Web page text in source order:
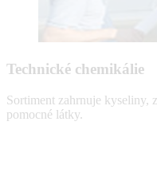
Technické chemikálie
Sortiment zahrnuje kyseliny,
pomocné látky.